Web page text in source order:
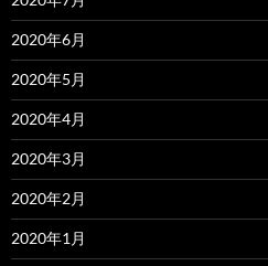
2020年6月
2020年5月
2020年4月
2020年3月
2020年2月
2020年1月